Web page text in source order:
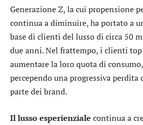
Generazione Z, la cui propensione
continua a diminuire, ha portato a
base di clienti del lusso di circa 50
due anni. Nel frattempo, i clienti
aumentare la loro quota di
percependo una progressiva perdita
parte dei brand.
Il lusso esperienziale continua a